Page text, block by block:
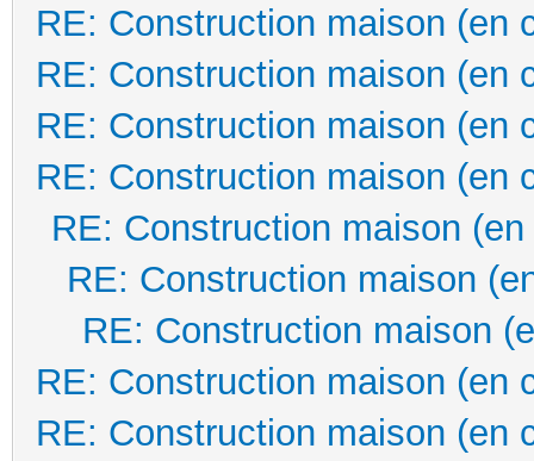
RE: Construction maison (en
RE: Construction maison (en
RE: Construction maison (en
RE: Construction maison (en
RE: Construction maison
RE: Construction maison
RE: Construction maison
RE: Construction maison (en
RE: Construction maison (en